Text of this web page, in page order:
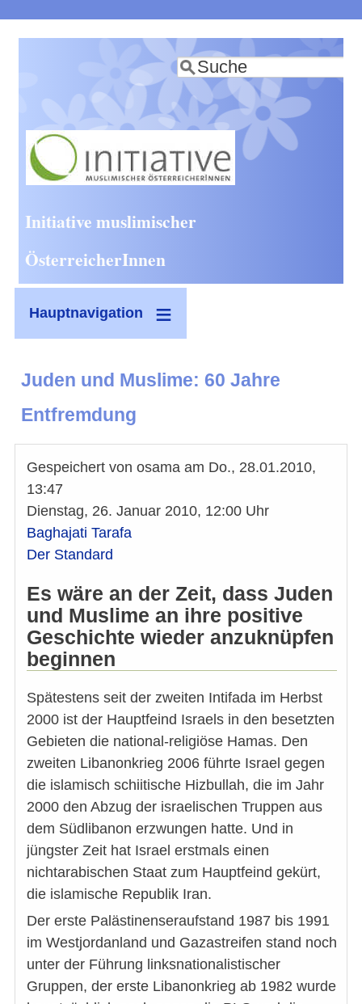
zum
Inhalt
Suche
Initiative muslimischer
ÖsterreicherInnen
Hauptnavigation
Juden und Muslime: 60 Jahre
Entfremdung
Gespeichert von osama am Do., 28.01.2010,
13:47
Dienstag, 26. Januar 2010, 12:00 Uhr
Baghajati Tarafa
Der Standard
Es wäre an der Zeit, dass Juden
und Muslime an ihre positive
Geschichte wieder anzuknüpfen
beginnen
Spätestens seit der zweiten Intifada im Herbst
2000 ist der Hauptfeind Israels in den besetzten
Gebieten die national-religiöse Hamas. Den
zweiten Libanonkrieg 2006 führte Israel gegen
die islamisch schiitische Hizbullah, die im Jahr
2000 den Abzug der israelischen Truppen aus
dem Südlibanon erzwungen hatte. Und in
jüngster Zeit hat Israel erstmals einen
nichtarabischen Staat zum Hauptfeind gekürt,
die islamische Republik Iran.
Der erste Palästinenseraufstand 1987 bis 1991
im Westjordanland und Gazastreifen stand noch
unter der Führung linksnationalistischer
Gruppen, der erste Libanonkrieg ab 1982 wurde